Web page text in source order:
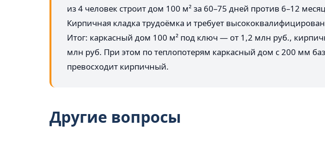
из 4 человек строит дом 100 м² за 60–75 дней против 6–12
Кирпичная кладка трудоёмка и требует
Итог: каркасный дом 100 м² под ключ — от 1,2 млн руб.,
млн руб. При этом по теплопотерям каркасный дом с 200 мм
превосходит кирпичный.
Другие вопросы